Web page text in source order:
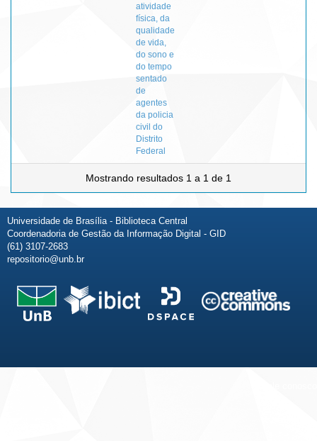
atividade
física, da
qualidade
de vida,
do sono e
do tempo
sentado
de
agentes
da policia
civil do
Distrito
Federal
Mostrando resultados 1 a 1 de 1
Universidade de Brasília - Biblioteca Central
Coordenadoria de Gestão da Informação Digital - GID
(61) 3107-2683
repositorio@unb.br